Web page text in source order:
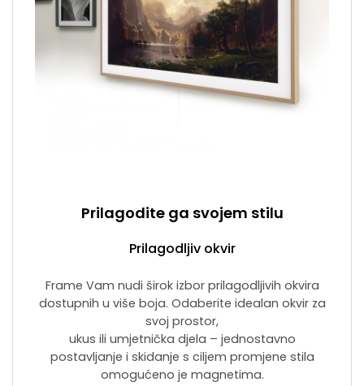
Prilagodite ga svojem stilu
Prilagodljiv okvir
Frame Vam nudi širok izbor prilagodljivih okvira
dostupnih u više boja. Odaberite idealan okvir za
svoj prostor,
ukus ili umjetnička djela – jednostavno
postavljanje i skidanje s ciljem promjene stila
omogućeno je magnetima.